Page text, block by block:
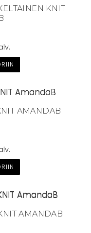
KNIT
AMANDAB
AMANDAB